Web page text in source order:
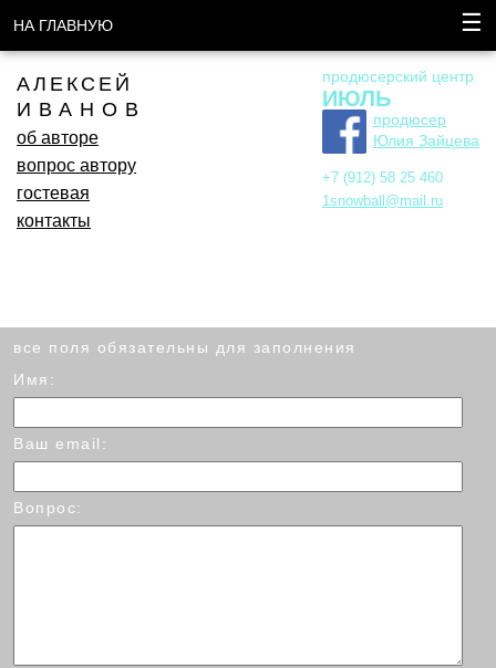
НА ГЛАВНУЮ ☰
АЛЕКСЕЙ
ИВАНОВ
об авторе
вопрос автору
гостевая
контакты
продюсерский центр
ИЮЛЬ
продюсер
Юлия Зайцева
+7 (912) 58 25 460
1snowball@mail.ru
все поля обязательны для заполнения
Имя:
Ваш email:
Вопрос: